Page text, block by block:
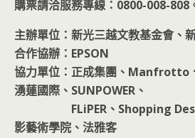
購票請洽服務專線：0800-008-808
主辦單位：新光三越文教基金會、
合作協辦：EPSON
協力單位：正成集團、Manfrotto
湧蓮國際、SUNPOWER、
FLiPER、Shopping
影藝術學院、法雅客